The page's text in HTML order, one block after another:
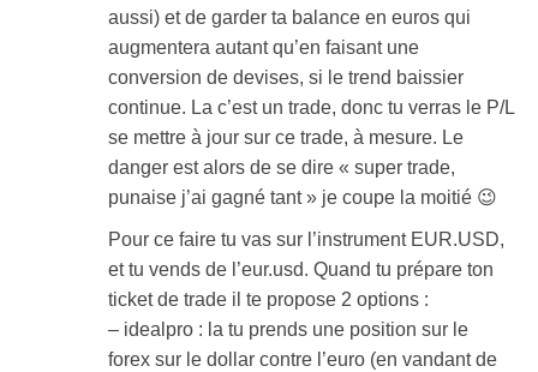
aussi) et de garder ta balance en euros qui
augmentera autant qu’en faisant une
conversion de devises, si le trend baissier
continue. La c’est un trade, donc tu verras le P/L
se mettre à jour sur ce trade, à mesure. Le
danger est alors de se dire « super trade,
punaise j’ai gagné tant » je coupe la moitié 😉
Pour ce faire tu vas sur l’instrument EUR.USD,
et tu vends de l’eur.usd. Quand tu prépare ton
ticket de trade il te propose 2 options :
– idealpro : la tu prends une position sur le
forex sur le dollar contre l’euro (en vandant de